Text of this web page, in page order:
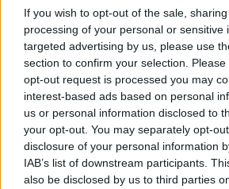
If you wish to opt-out of the sale,
processing of your personal or sensitive
targeted advertising by us, please use
section to confirm your selection.
opt-out request is processed you may
interest-based ads based on personal
us or personal information disclosed to
your opt-out. You may separately opt-
disclosure of your personal information
IAB’s list of downstream participants.
also be disclosed by us to third parties
Ειδικό
τον Τουρισμό:
εισάγει η νέα
07/08/26|16:03
Υπεγράφη η
Συστήματα
νέου Διεθνούς
Ηρακλείου